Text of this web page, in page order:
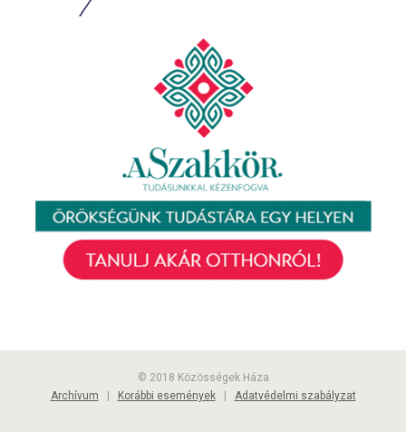
© 2018 Közösségek Háza
Archívum
Korábbi események| Adatvédelmi szabályzat